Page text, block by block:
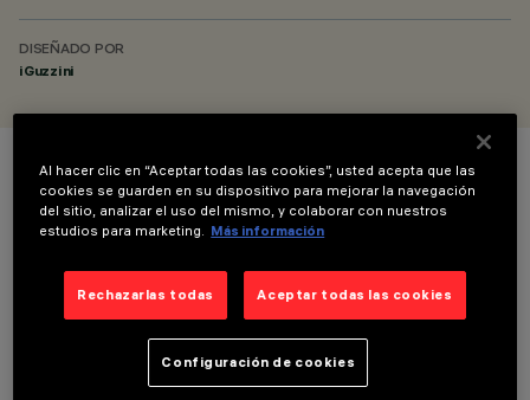
DISEÑADO POR
iGuzzini
COLOR
LIGHTING MODULE
Al hacer clic en “Aceptar todas las cookies”, usted acepta que las
cookies se guarden en su dispositivo para mejorar la navegación
del sitio, analizar el uso del mismo, y colaborar con nuestros
estudios para marketing. Más información
Rechazarlas todas Aceptar todas las cookies
Configuración de cookies